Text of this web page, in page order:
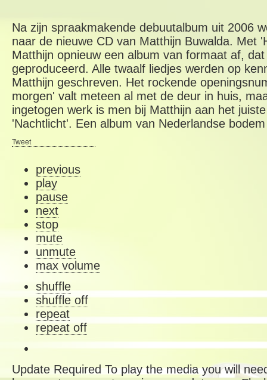
Na zijn spraakmakende debuutalbum uit 2006
naar de nieuwe CD van Matthijn Buwalda. Met
Matthijn opnieuw een album van formaat af,
geproduceerd. Alle twaalf liedjes werden op
Matthijn geschreven. Het rockende
morgen' valt meteen al met de deur in huis,
ingetogen werk is men bij Matthijn aan het
'Nachtlicht'. Een album van Nederlandse
Tweet
previous
play
pause
next
stop
mute
unmute
max volume
shuffle
shuffle off
repeat
repeat off
Update RequiredTo play the media you will